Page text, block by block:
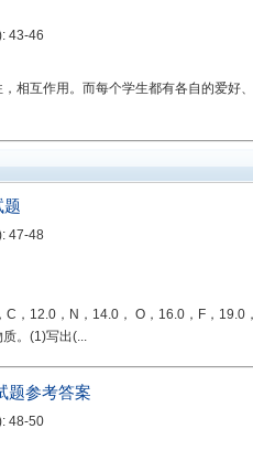
43-46
相互作用。而每个学生都有各自的爱好
题
47-48
C，12.0，N，14.0， O，16.0，F，
。(1)写出(...
题参考答案
48-50